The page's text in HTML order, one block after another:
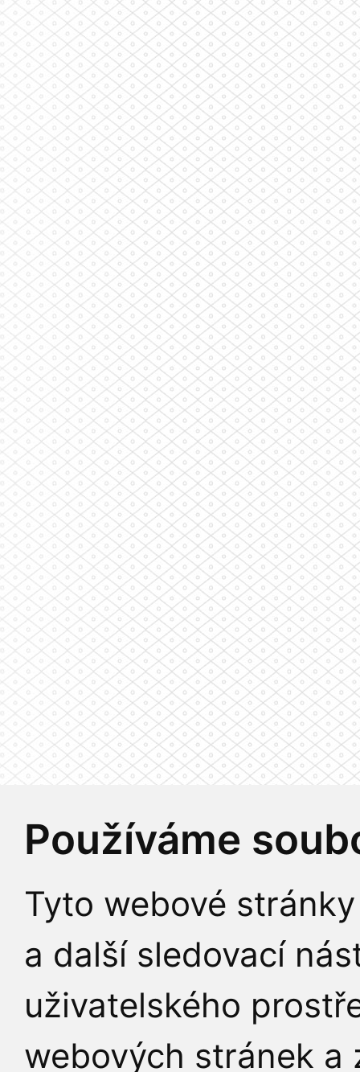
Používáme
Tyto webové
a další sledovací
uživatelského
webových stránek a